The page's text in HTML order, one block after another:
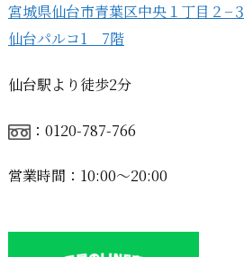
宮城県仙台市青葉区中央１丁目２−３
仙台パルコ1 7階
仙台駅より徒歩2分
：0120-787-766
営業時間：10:00〜20:00